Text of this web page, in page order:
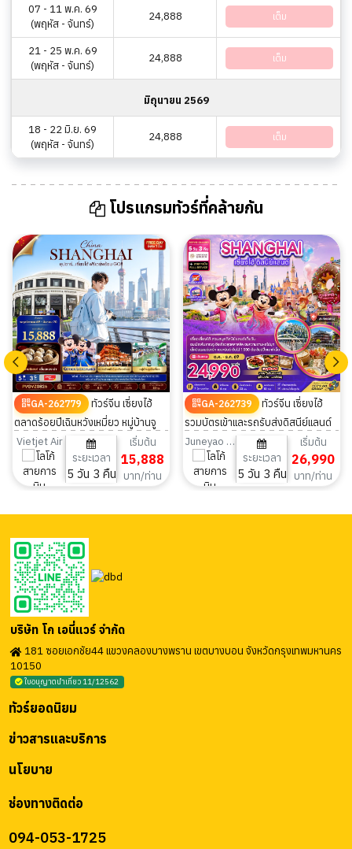
07 - 11 พ.ค. 69
(พฤหัส - จันทร์)
24,888 เต็ม
21 - 25 พ.ค. 69
(พฤหัส - จันทร์)
24,888 เต็ม
มิถุนายน 2569
18 - 22 มิ.ย. 69
(พฤหัส - จันทร์)
24,888 เต็ม
โปรแกรมทัวร์ที่คล้ายกัน
GA-262779
ทัวร์จีน เซี่ยงไฮ้
ตลาดร้อยปีเฉินหวังเหมี่ยว หมู่บ้านจู
เจียเจี่ยว มีฟรีเดย์ 5 วัน 3 คืน
Vietjet Air
ระยะเวลา
5 วัน 3 คืน
เริ่มต้น
15,888
บาท/ท่าน
GA-262739
ทัวร์จีน เซี่ยงไฮ้
รวมบัตรเข้าและรถรับส่งดิสนีย์แลนด์
ไม่ลงร้าน 5วัน 3คืน
Juneyao Airlines
ระยะเวลา
5 วัน 3 คืน
เริ่มต้น
26,990
บาท/ท่าน
บริษัท โก เอนี่แวร์ จำกัด
181 ซอยเอกชัย44 แขวงคลองบางพราน เขตบางบอน จังหวัดกรุงเทพมหานคร
10150
ใบอนุญาตนำเที่ยว 11/12562
ช่องทางติดต่อ
094-053-1725
นโยบาย
ข่าวสารและบริการ
ทัวร์ยอดนิยม